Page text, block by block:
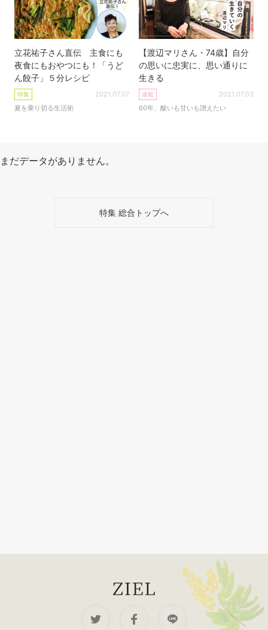
立花祐子さん直伝 主食にも
夜食にもおやつにも！「うど
ん餃子」５分レシピ
特集
夏を乗り切る生活術
2021.07.07
【渡辺マリさん・74歳】自分
の思いに忠実に、思い通りに
生きる
連載
60年、酸いも甘いも讃えたい
2021.07.03
まだデータがありません。
特集 総合トップへ